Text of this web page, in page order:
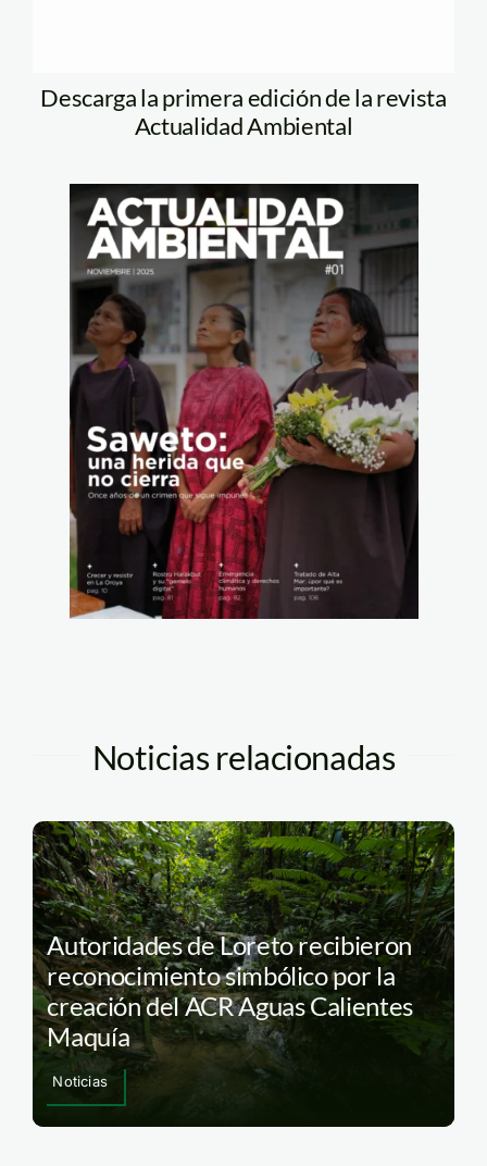
Descarga la primera edición de la revista
Actualidad Ambiental
Noticias relacionadas
Autoridades de Loreto recibieron
reconocimiento simbólico por la
creación del ACR Aguas Calientes
Maquía
Noticias